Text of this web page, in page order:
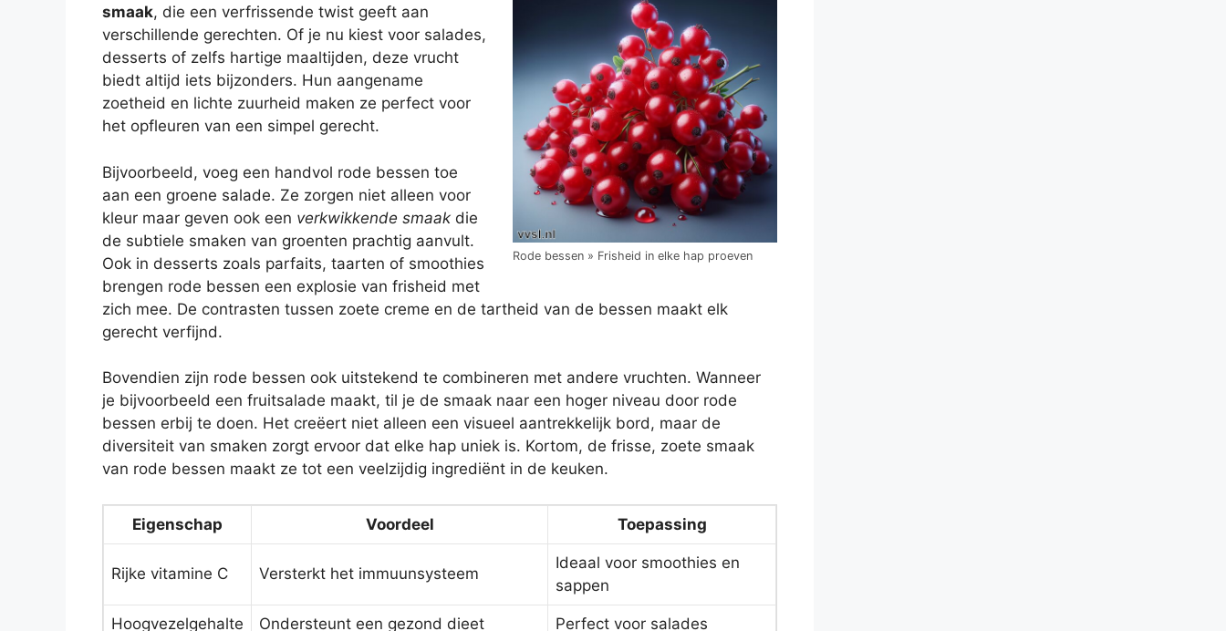
Rode bessen » Frisheid in elke hap proeven
smaak, die een verfrissende twist geeft aan
verschillende gerechten. Of je nu kiest voor salades,
desserts of zelfs hartige maaltijden, deze vrucht
biedt altijd iets bijzonders. Hun aangename
zoetheid en lichte zuurheid maken ze perfect voor
het opfleuren van een simpel gerecht.
Bijvoorbeeld, voeg een handvol rode bessen toe
aan een groene salade. Ze zorgen niet alleen voor
kleur maar geven ook een verkwikkende smaak die
de subtiele smaken van groenten prachtig aanvult.
Ook in desserts zoals parfaits, taarten of smoothies
brengen rode bessen een explosie van frisheid met
zich mee. De contrasten tussen zoete creme en de tartheid van de bessen maakt elk
gerecht verfijnd.
Bovendien zijn rode bessen ook uitstekend te combineren met andere vruchten. Wanneer
je bijvoorbeeld een fruitsalade maakt, til je de smaak naar een hoger niveau door rode
bessen erbij te doen. Het creëert niet alleen een visueel aantrekkelijk bord, maar de
diversiteit van smaken zorgt ervoor dat elke hap uniek is. Kortom, de frisse, zoete smaak
van rode bessen maakt ze tot een veelzijdig ingrediënt in de keuken.
Eigenschap Voordeel Toepassing
Rijke vitamine C Versterkt het immuunsysteem
Ideaal voor smoothies en
sappen
Hoogvezelgehalte Ondersteunt een gezond dieet Perfect voor salades